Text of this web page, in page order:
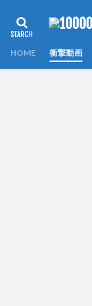
HOME 衝撃動画